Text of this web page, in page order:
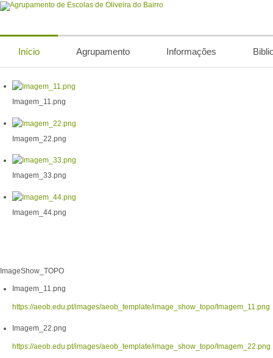
Início Agrupamento Informações
Imagem_11.png
Imagem_22.png
Imagem_33.png
Imagem_44.png
ImageShow_TOPO
Imagem_11.png
https://aeob.edu.pt/images/aeob_template/image_show_topo/Imagem_11.png
Imagem_22.png
https://aeob.edu.pt/images/aeob_template/image_show_topo/Imagem_22.png